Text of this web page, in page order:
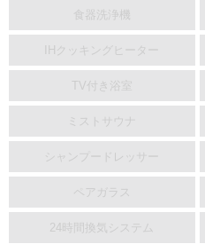
食器洗浄機
IHクッキングヒーター
TV付き浴室
ミストサウナ
シャンプードレッサー
ペアガラス
24時間換気システム